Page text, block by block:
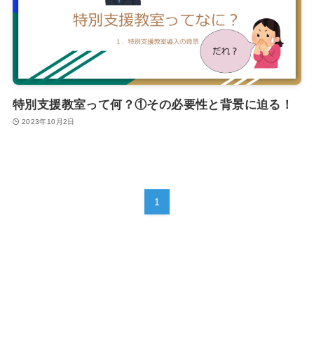
特別支援教室って何？①その必要性と背景に迫る！
2023年10月2日
1